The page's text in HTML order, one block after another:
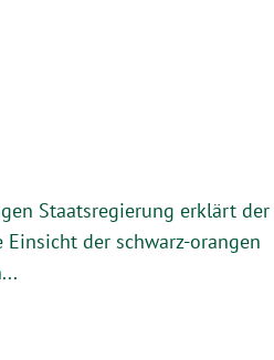
Staatsregierung erklärt der
der schwarz-orangen